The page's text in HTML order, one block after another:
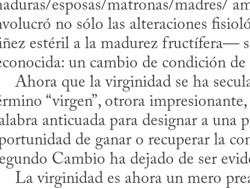
esposas/matronas/madres/
no sólo las alteraciones
estéril a la madurez fructífera—
un cambio de condición
“virgen”, otrora
anticuada para designar a una
de ganar o recuperar la
Cambio ha dejado de ser